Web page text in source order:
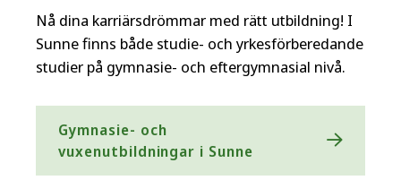
Nå dina karriärsdrömmar med rätt utbildning! I
Sunne finns både studie- och yrkesförberedande
studier på gymnasie- och eftergymnasial nivå.
Gymnasie- och
vuxenutbildningar i Sunne